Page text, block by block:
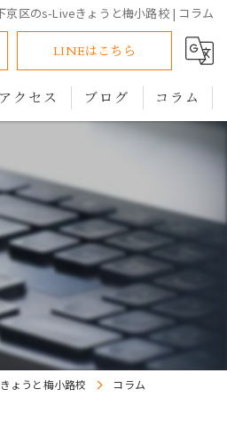
京区のs-Liveきょうと梅小路校 | コラム
LINEはこちら
アクセス ブログ コラム
ょうと梅小路校 コラム